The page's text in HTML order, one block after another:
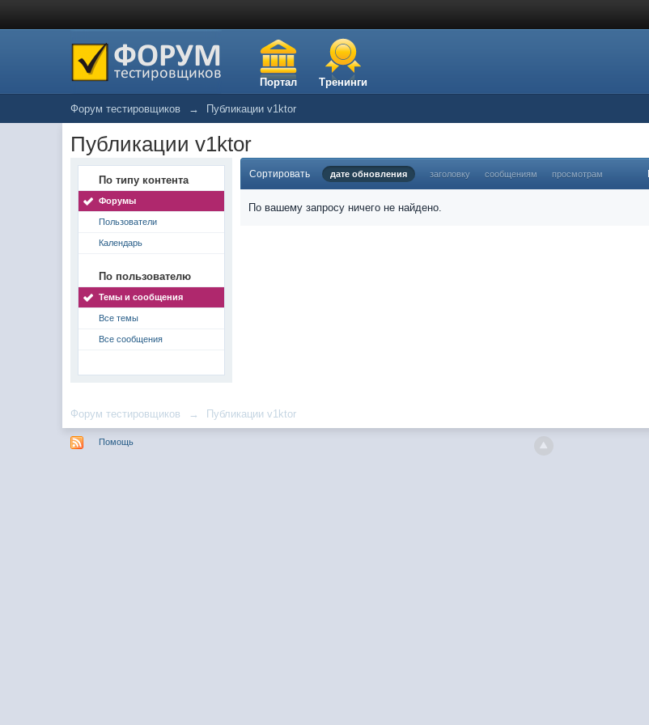
Портал Тренинги
Форум тестировщиков → Публикации v1ktor
Публикации v1ktor
По типу контента
Форумы
Пользователи
Календарь
По пользователю
Темы и сообщения
Все темы
Все сообщения
Сортировать дате обновления заголовку сообщениям просмотрам
По вашему запросу ничего не найдено.
Форум тестировщиков → Публикации v1ktor
Помощь